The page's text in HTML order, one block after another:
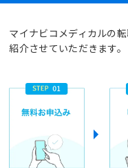
マイナビコメディカルの
紹介させていただきます。